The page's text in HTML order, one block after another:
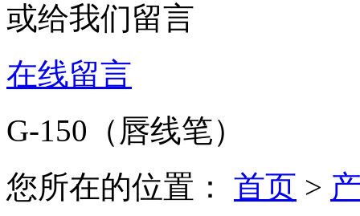
或给我们留言
在线留言
G-150（唇线笔）
您所在的位置： 首页 >